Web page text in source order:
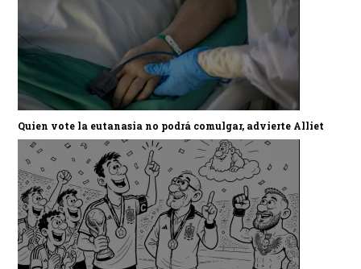
Quien vote la eutanasia no podrá comulgar, advierte Alliet